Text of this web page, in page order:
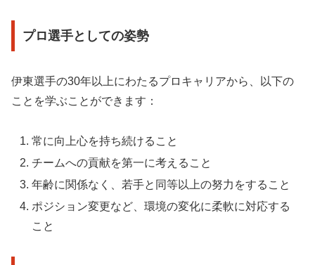
プロ選手としての姿勢
伊東選手の30年以上にわたるプロキャリアから、以下の
ことを学ぶことができます：
常に向上心を持ち続けること
チームへの貢献を第一に考えること
年齢に関係なく、若手と同等以上の努力をすること
ポジション変更など、環境の変化に柔軟に対応する
こと